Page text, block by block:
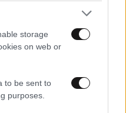
storage
on web or
to be sent to
purposes.